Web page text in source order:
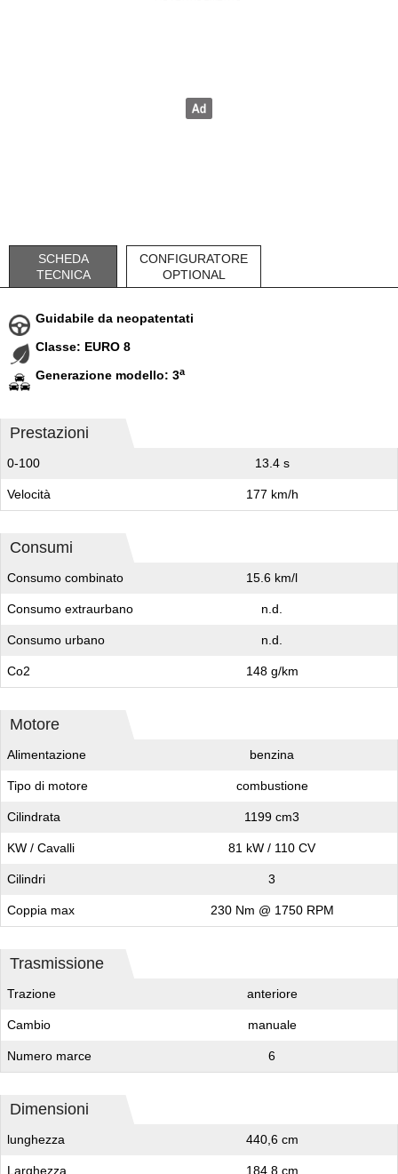
SCHEDA
TECNICA
CONFIGURATORE
OPTIONAL
Guidabile da neopatentati
Classe: EURO 8
Generazione modello: 3a
Prestazioni
0-100 13.4 s
Velocità 177 km/h
Consumi
Consumo combinato 15.6 km/l
Consumo extraurbano n.d.
Consumo urbano n.d.
Co2 148 g/km
Motore
Alimentazione benzina
Tipo di motore combustione
Cilindrata 1199 cm3
KW / Cavalli 81 kW / 110 CV
Cilindri 3
Coppia max 230 Nm @ 1750 RPM
Trasmissione
Trazione anteriore
Cambio manuale
Numero marce 6
Dimensioni
lunghezza 440,6 cm
Larghezza 184,8 cm